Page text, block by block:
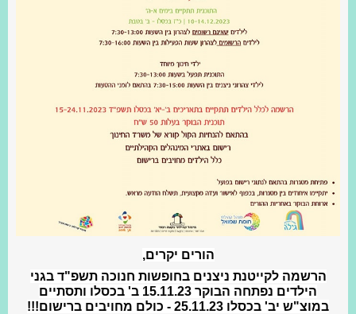
הורים יקרים,
הרשמה לקייטנת ניצנים בחופשות חנוכה תשפ"ד בגני
הילדים נפתחה הבוקר 15.11.23 ב' בכסלו ותסתיים
במוצ"ש יב' בכסלו 25.11.23 - כולם מחויבים ברישום!!!